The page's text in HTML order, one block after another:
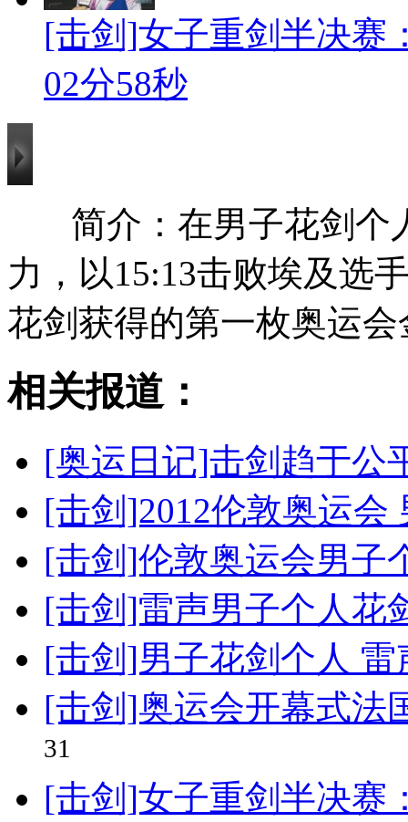
[击剑]女子重剑半决赛
02分58秒
简介：在男子花剑个
力，以15:13击败埃及选
花剑获得的第一枚奥运会
相关报道：
[奥运日记]击剑趋于公
[击剑]2012伦敦奥运会
[击剑]伦敦奥运会男子
[击剑]雷声男子个人花
[击剑]男子花剑个人
[击剑]奥运会开幕式法
31
[击剑]女子重剑半决赛